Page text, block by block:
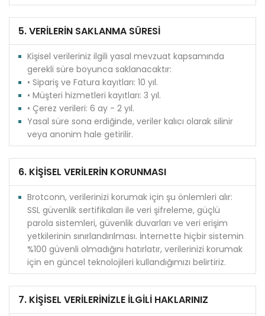
5. VERİLERİN SAKLANMA SÜRESİ
Kişisel verileriniz ilgili yasal mevzuat kapsamında
gerekli süre boyunca saklanacaktır:
• Sipariş ve Fatura kayıtları: 10 yıl.
• Müşteri hizmetleri kayıtları: 3 yıl.
• Çerez verileri: 6 ay - 2 yıl.
Yasal süre sona erdiğinde, veriler kalıcı olarak silinir
veya anonim hale getirilir.
6. KİŞİSEL VERİLERİN KORUNMASI
Brotconn, verilerinizi korumak için şu önlemleri alır:
SSL güvenlik sertifikaları ile veri şifreleme, güçlü
parola sistemleri, güvenlik duvarları ve veri erişim
yetkilerinin sınırlandırılması. İnternette hiçbir sistemin
%100 güvenli olmadığını hatırlatır, verilerinizi korumak
için en güncel teknolojileri kullandığımızı belirtiriz.
7. KİŞİSEL VERİLERİNİZLE İLGİLİ HAKLARINIZ